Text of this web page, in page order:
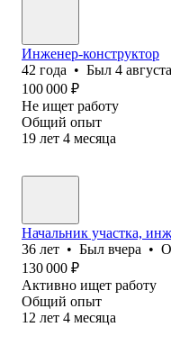
Инженер-конструктор
42 года • Был 4 августа
100 000 ₽
Не ищет работу
Общий опыт
19 лет 4 месяца
Начальник участка,
36 лет • Был вчера •
130 000 ₽
Активно ищет работу
Общий опыт
12 лет 4 месяца